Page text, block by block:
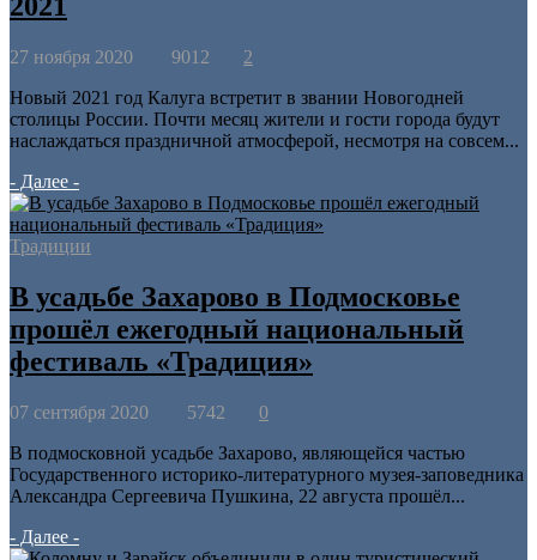
27 ноября 2020 9012 2
Новый 2021 год Калуга встретит в звании Новогодней
столицы России. Почти месяц жители и гости города будут
наслаждаться праздничной атмосферой, несмотря на совсем...
- Далее -
Традиции
В усадьбе Захарово в Подмосковье
прошёл ежегодный национальный
фестиваль «Традиция»
07 сентября 2020 5742 0
В подмосковной усадьбе Захарово, являющейся частью
Государственного историко-литературного музея-заповедника
Александра Сергеевича Пушкина, 22 августа прошёл...
- Далее -